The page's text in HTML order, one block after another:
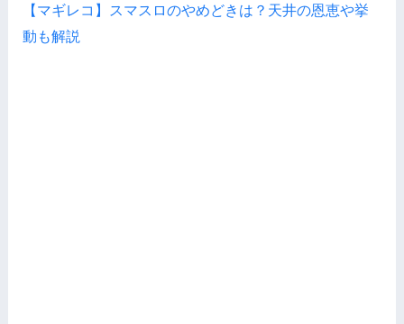
【マギレコ】スマスロのやめどきは？天井の恩恵や挙
動も解説